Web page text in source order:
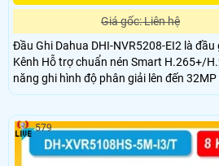
Giá gốc: Liên hệ
Đầu Ghi Dahua DHI-NVR5208-EI2 là đầu
Kênh Hỗ trợ chuẩn nén Smart H.265+/
năng ghi hình độ phân giải lên đến
hình 8K HDMI. Hỗ trợ 2 ổ cứng mỗi ổ tối đa 20 TB
mặt, biển số xe và phân tích hành vi.
579